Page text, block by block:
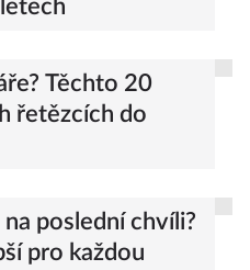
Těchto 20
řetězcích do
poslední chvíli?
pro každou